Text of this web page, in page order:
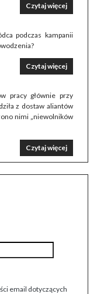
Czytaj więcej
podczas kampanii
Czytaj więcej
pracy głównie przy
z dostaw aliantów
nimi „niewolników
Czytaj więcej
email dotyczących